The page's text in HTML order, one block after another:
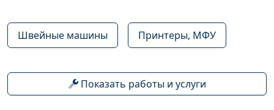
Швейные машины Принтеры, МФУ
Показать работы и услуги